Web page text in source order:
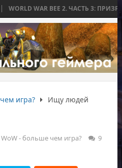
WAR BEE 2. ЧАСТЬ 3:
игра? Ищу людей
WoW - больше чем игра?
9